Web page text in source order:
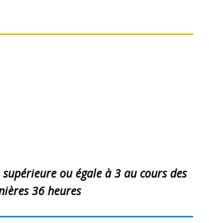
supérieure ou égale à 3 au cours des
36 heures